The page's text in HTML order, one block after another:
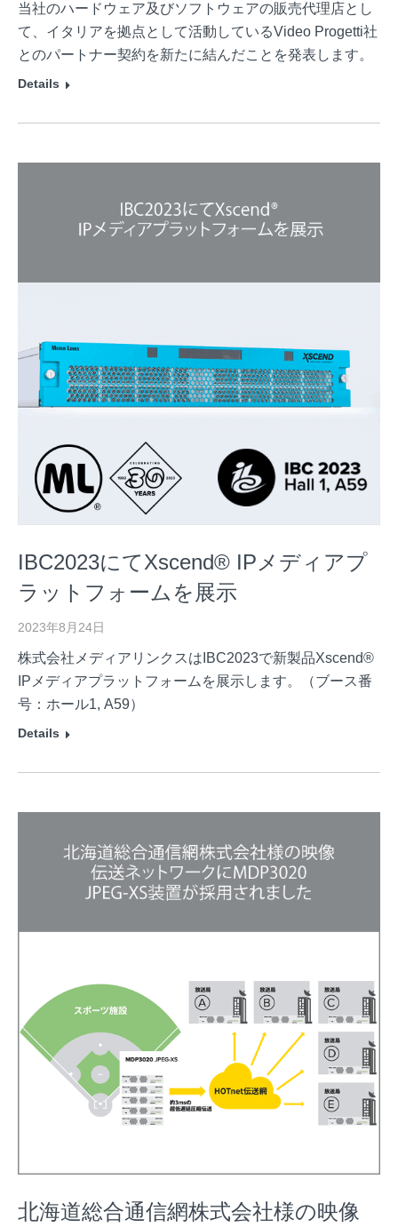
当社のハードウェア及びソフトウェアの販売代理店とし
て、イタリアを拠点として活動しているVideo Progetti社
とのパートナー契約を新たに結んだことを発表します。
Details
IBC2023にてXscend® IPメディアプ
ラットフォームを展示
2023年8月24日
株式会社メディアリンクスはIBC2023で新製品Xscend®
IPメディアプラットフォームを展示します。（ブース番
号：ホール1, A59）
Details
北海道総合通信網株式会社様の映像